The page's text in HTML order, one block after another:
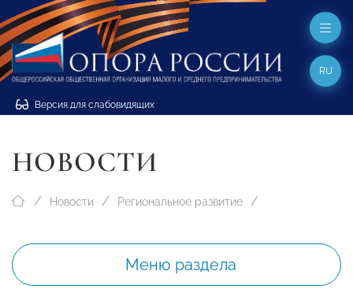
Версия для слабовидящих
RU
НОВОСТИ
Новости Региональное развитие
Меню раздела